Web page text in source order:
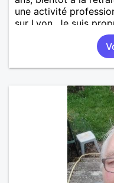
une activité
sur Lyon. Je suis
maison proche de La
j'espère pouvoir
avoir le plaisir de
au point de vue
style Roman qu'il est
agréable compagnie.